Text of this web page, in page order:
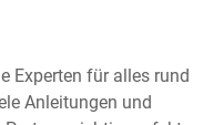
Experten für alles rund
Anleitungen und